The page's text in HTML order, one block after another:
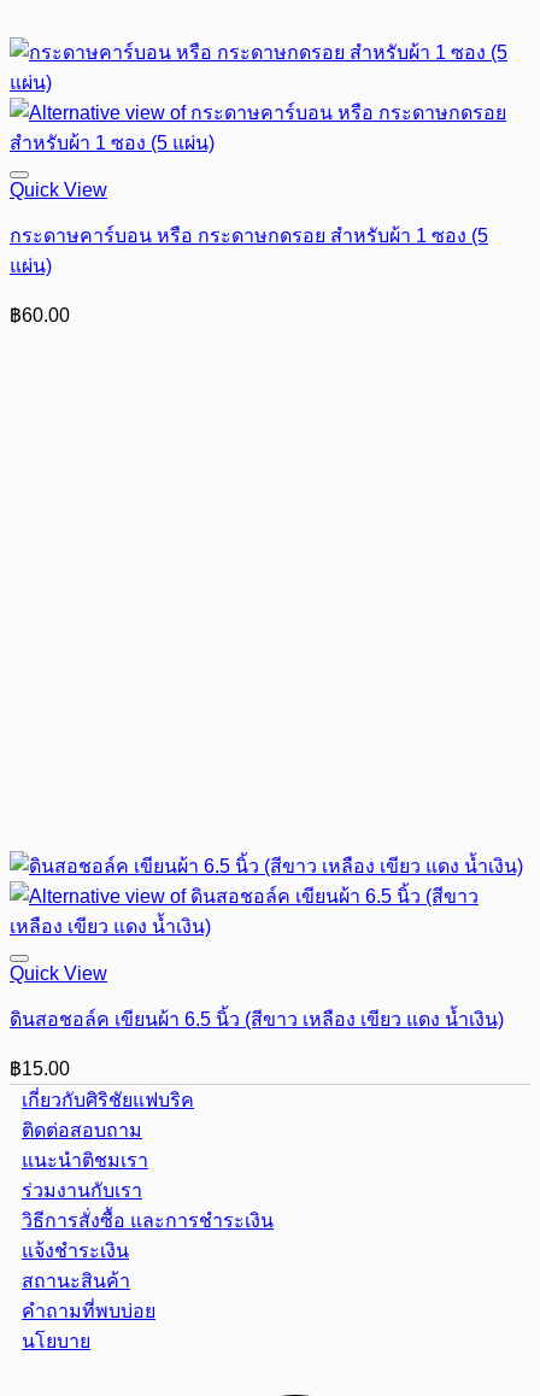
Quick View
กระดาษคาร์บอน หรือ กระดาษกดรอย สำหรับผ้า 1 ซอง (5
แผ่น)
฿60.00
Quick View
ดินสอชอล์ค เขียนผ้า 6.5 นิ้ว (สีขาว เหลือง เขียว แดง น้ำเงิน)
฿15.00
เกี่ยวกับศิริชัยแฟบริค
ติดต่อสอบถาม
แนะนำติชมเรา
ร่วมงานกับเรา
วิธีการสั่งซื้อ และการชำระเงิน
แจ้งชำระเงิน
สถานะสินค้า
คำถามที่พบบ่อย
นโยบาย